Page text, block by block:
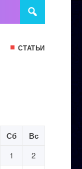
СТАТЬИ
Сб Вс
1
2